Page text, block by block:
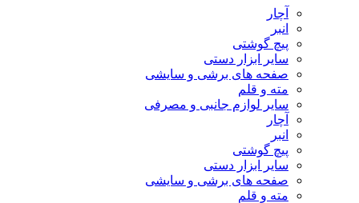
آچار
انبر
پیچ گوشتی
سایر ابزار دستی
صفحه های برشی و سایشی
مته و قلم
سایر لوازم جانبی و مصرفی
آچار
انبر
پیچ گوشتی
سایر ابزار دستی
صفحه های برشی و سایشی
مته و قلم